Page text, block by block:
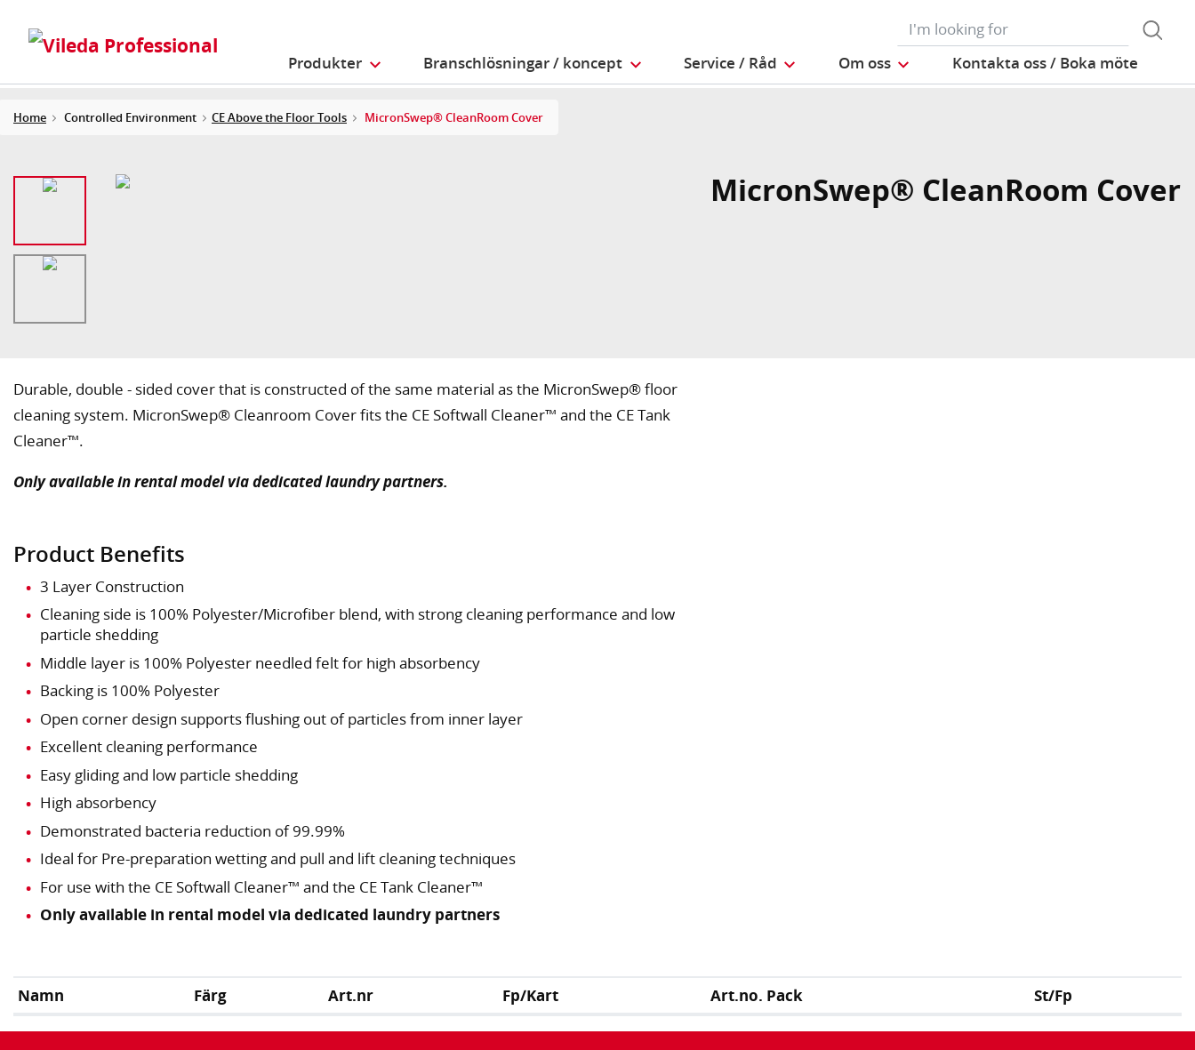
Produkter Branschlösningar / koncept Service / Råd Om oss Kontakta oss / Boka möte
Home Controlled Environment CE Above the Floor Tools MicronSwep® CleanRoom Cover
MicronSwep® CleanRoom Cover
Durable, double - sided cover that is constructed of the same material as the MicronSwep® floor
cleaning system. MicronSwep® Cleanroom Cover fits the CE Softwall Cleaner™ and the CE Tank
Cleaner™.
Only available in rental model via dedicated laundry partners.
Product Benefits
3 Layer Construction
Cleaning side is 100% Polyester/Microfiber blend, with strong cleaning performance and low
particle shedding
Middle layer is 100% Polyester needled felt for high absorbency
Backing is 100% Polyester
Open corner design supports flushing out of particles from inner layer
Excellent cleaning performance
Easy gliding and low particle shedding
High absorbency
Demonstrated bacteria reduction of 99.99%
Ideal for Pre-preparation wetting and pull and lift cleaning techniques
For use with the CE Softwall Cleaner™ and the CE Tank Cleaner™
Only available in rental model via dedicated laundry partners
Namn Färg Art.nr Fp/Kart Art.no. Pack St/Fp